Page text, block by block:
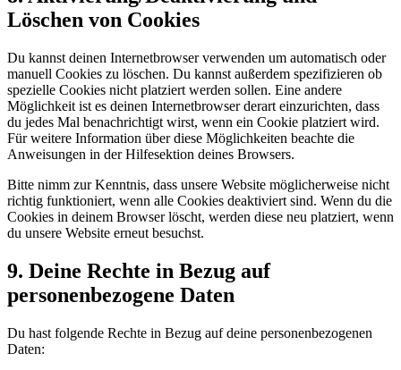
Löschen von Cookies
Du kannst deinen Internetbrowser verwenden um automatisch oder
manuell Cookies zu löschen. Du kannst außerdem spezifizieren ob
spezielle Cookies nicht platziert werden sollen. Eine andere
Möglichkeit ist es deinen Internetbrowser derart einzurichten, dass
du jedes Mal benachrichtigt wirst, wenn ein Cookie platziert wird.
Für weitere Information über diese Möglichkeiten beachte die
Anweisungen in der Hilfesektion deines Browsers.
Bitte nimm zur Kenntnis, dass unsere Website möglicherweise nicht
richtig funktioniert, wenn alle Cookies deaktiviert sind. Wenn du die
Cookies in deinem Browser löscht, werden diese neu platziert, wenn
du unsere Website erneut besuchst.
9. Deine Rechte in Bezug auf
personenbezogene Daten
Du hast folgende Rechte in Bezug auf deine personenbezogenen
Daten: